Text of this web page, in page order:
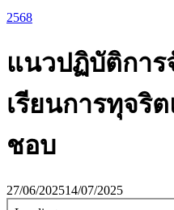
2568
แนวปฏิบัติการ
เรียนการทุจริ
ชอบ
27/06/202514/07/2025